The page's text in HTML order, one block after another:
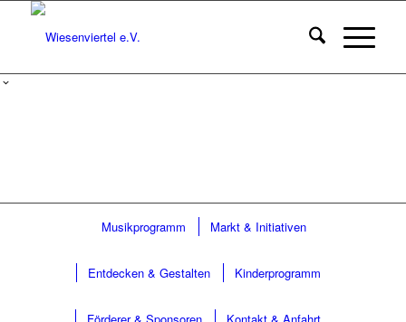
Musikprogramm Markt & Initiativen
Entdecken & Gestalten Kinderprogramm